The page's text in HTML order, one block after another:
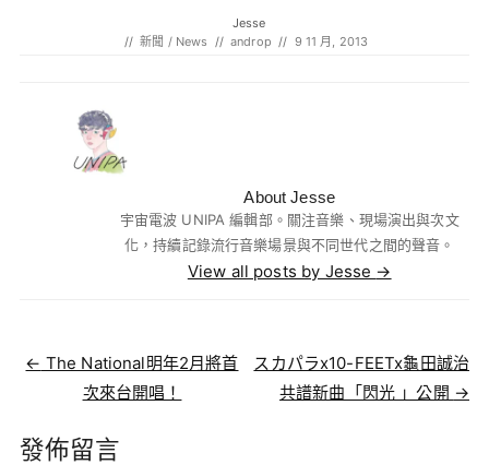
Jesse
// 新聞 / News // androp // 9 11 月, 2013
About Jesse
宇宙電波 UNIPA 編輯部。關注音樂、現場演出與次文
化，持續記錄流行音樂場景與不同世代之間的聲音。
View all posts by Jesse →
Post navigation
← The National明年2月將首
次來台開唱！
スカパラx10-FEETx龜田誠治
共譜新曲「閃光 」公開 →
發佈留言